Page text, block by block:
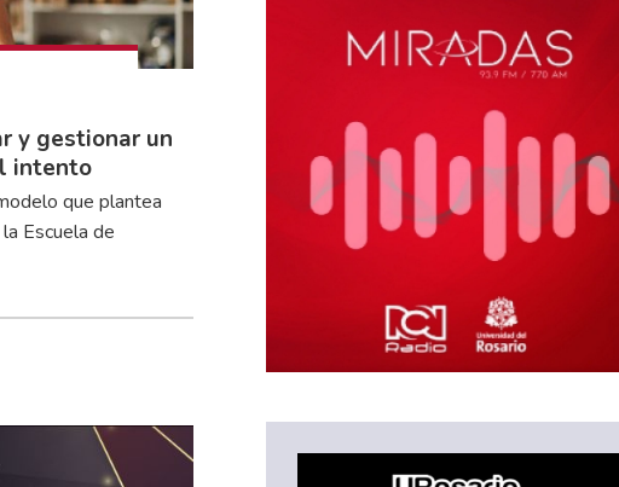
y gestionar un
intento
que plantea
Escuela de